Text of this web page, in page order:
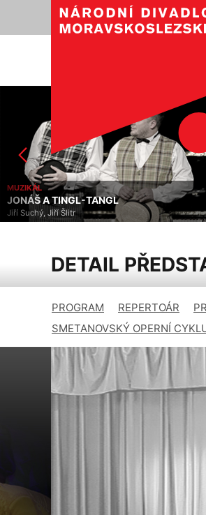
MUZIKÁL
JONÁŠ A TINGL-TANGL
Jiří Suchý, Jiří Šlitr
DETAIL
PROGRAM REPERTOÁR
SMETANOVSKÝ OPERNÍ